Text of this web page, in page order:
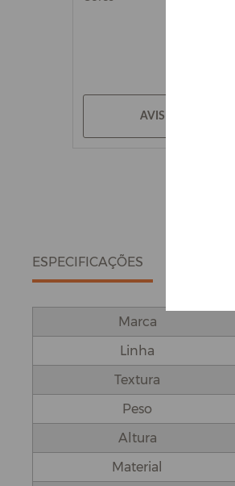
AVISE-ME
ESPECIFICAÇÕES
Marca
Linha
Textura
Peso
Altura
Material